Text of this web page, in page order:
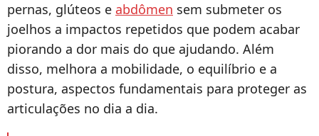
pernas, glúteos e abdômen sem submeter os
joelhos a impactos repetidos que podem acabar
piorando a dor mais do que ajudando. Além
disso, melhora a mobilidade, o equilíbrio e a
postura, aspectos fundamentais para proteger as
articulações no dia a dia.